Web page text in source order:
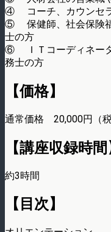
④ コーチ、カウンセ
⑤ 保健師、社会保険福
士の方
⑥ ＩＴコーディネータ
務士の方
【価格】
通常価格 20,000円（税
【講座収録時間
約3時間
【目次】